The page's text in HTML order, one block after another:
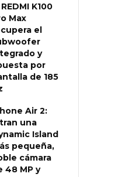
REDMI K100
Max
el
y
por
de 185
Air 2:
una
Island
pequeña,
cámara
48 MP y